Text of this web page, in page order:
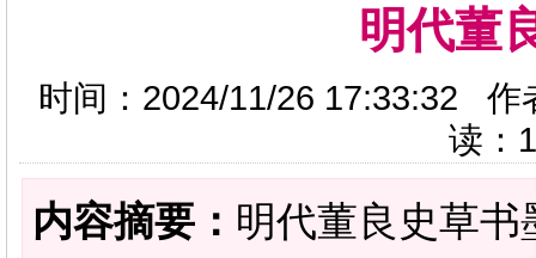
明代董
时间：2024/11/26 17:33:32
读：
内容摘要： 明代董良史草